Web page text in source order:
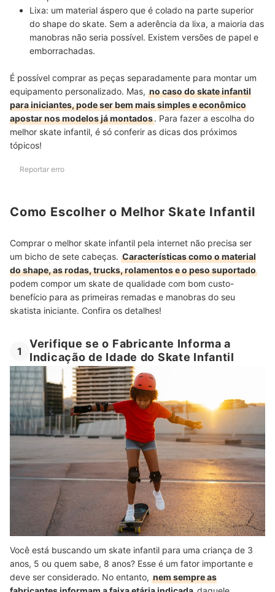
Lixa: um material áspero que é colado na parte superior
do shape do skate. Sem a aderência da lixa, a maioria das
manobras não seria possível. Existem versões de papel e
emborrachadas.
É possível comprar as peças separadamente para montar um
equipamento personalizado. Mas, no caso do skate infantil
para iniciantes, pode ser bem mais simples e econômico
apostar nos modelos já montados. Para fazer a escolha do
melhor skate infantil, é só conferir as dicas dos próximos
tópicos!
Reportar erro
Como Escolher o Melhor Skate Infantil
Comprar o melhor skate infantil pela internet não precisa ser
um bicho de sete cabeças. Características como o material
do shape, as rodas, trucks, rolamentos e o peso suportado
podem compor um skate de qualidade com bom custo-
benefício para as primeiras remadas e manobras do seu
skatista iniciante. Confira os detalhes!
1
Verifique se o Fabricante Informa a
Indicação de Idade do Skate Infantil
Você está buscando um skate infantil para uma criança de 3
anos, 5 ou quem sabe, 8 anos? Esse é um fator importante e
deve ser considerado. No entanto, nem sempre as